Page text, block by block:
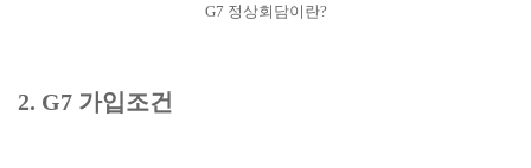
G7 정상회담이란?
2. G7 가입조건